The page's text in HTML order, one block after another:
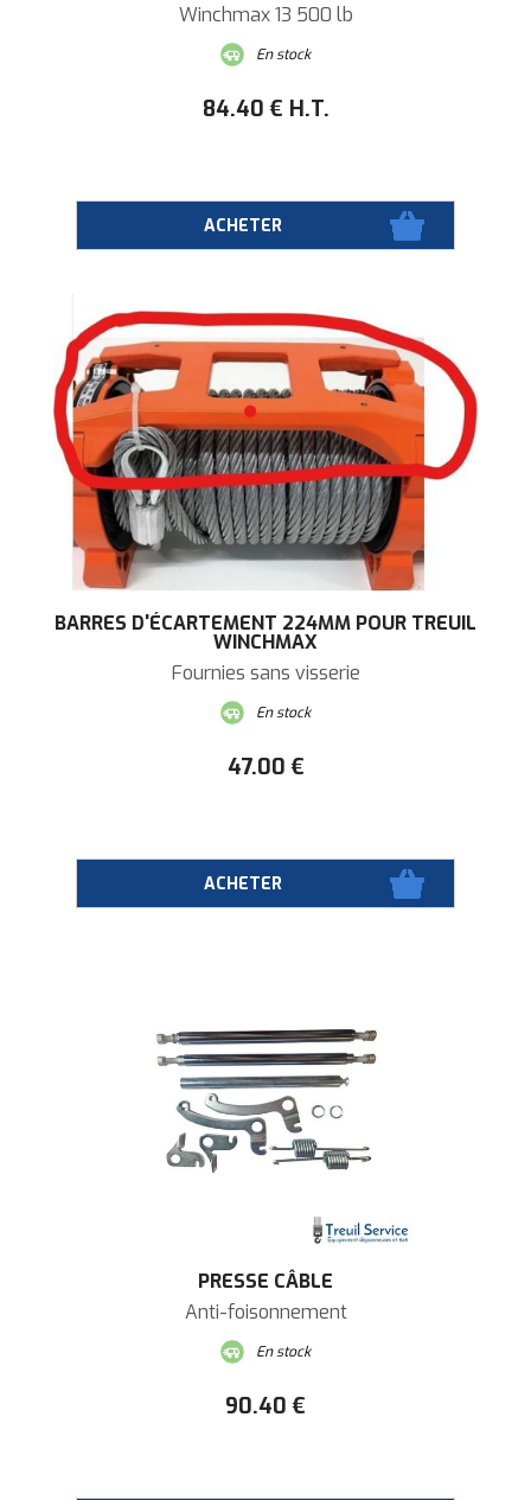
Winchmax 13 500 lb
84.40 € H.T.
En stock
BARRES D'ÉCARTEMENT 224MM POUR TREUIL
WINCHMAX
Fournies sans visserie
47.00 €
En stock
PRESSE CÂBLE
Anti-foisonnement
90.40 €
En stock